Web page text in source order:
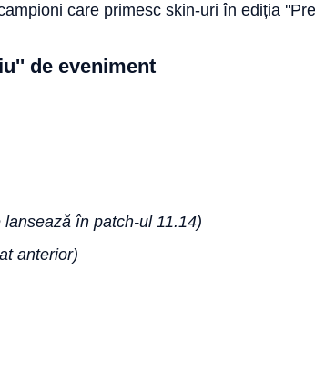
care primesc skin-uri în ediția
de eveniment
în patch-ul 11.14)
anterior)